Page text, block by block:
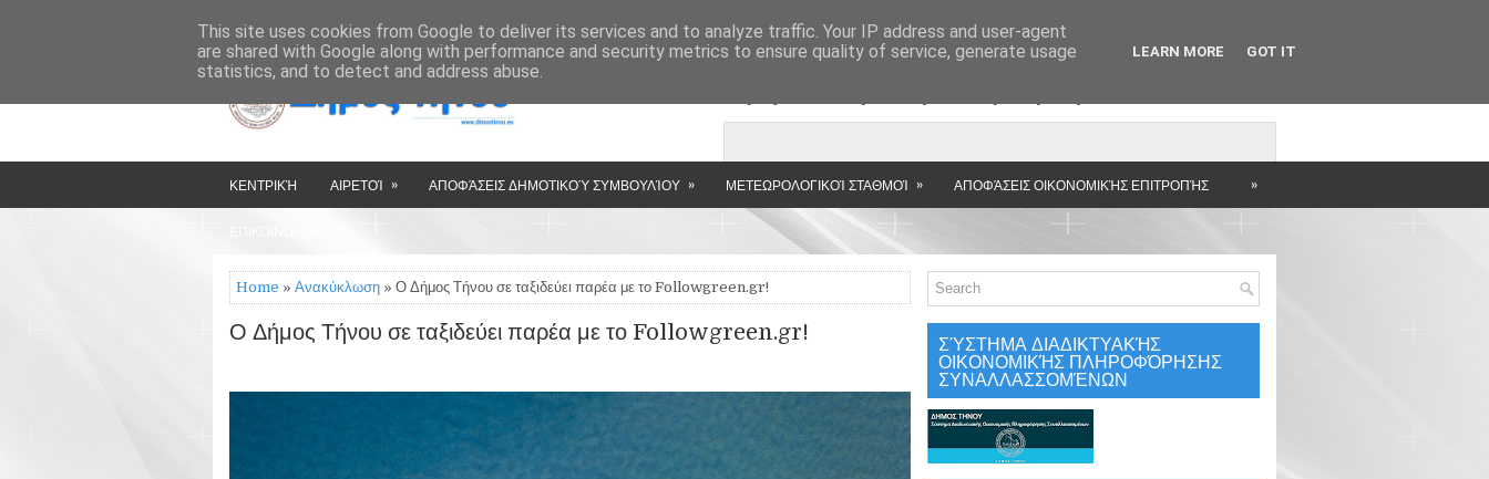
HOME ΔΉΜΟΣ ΤΉΝΟΥ » » »
ΚΕΝΤΡΙΚΉ ΑΙΡΕΤΟΊ » ΑΠΟΦΆΣΕΙΣ ΔΗΜΟΤΙΚΟΎ ΣΥΜΒΟΥΛΊΟΥ » ΜΕΤΕΩΡΟΛΟΓΙΚΟΊ ΣΤΑΘΜΟΊ » ΑΠΟΦΆΣΕΙΣ ΟΙΚΟΝΟΜΙΚΉΣ ΕΠΙΤΡΟΠΉΣ »
Home » Ανακύκλωση » Ο Δήμος Τήνου σε ταξιδεύει παρέα με το Followgreen.gr!
Ο Δήμος Τήνου σε ταξιδεύει παρέα με το Followgreen.gr! ΣΎΣΤΗΜΑ ΔΙΑΔΙΚΤΥΑΚΉΣ
ΟΙΚΟΝΟΜΙΚΉΣ ΠΛΗΡΟΦΌΡΗΣΗΣ
ΣΥΝΑΛΛΑΣΣΟΜΈΝΩΝ
This site uses cookies from Google to deliver its services and to analyze traffic. Your IP address and user-agent
are shared with Google along with performance and security metrics to ensure quality of service, generate usage
statistics, and to detect and address abuse.
LEARN MORE GOT IT